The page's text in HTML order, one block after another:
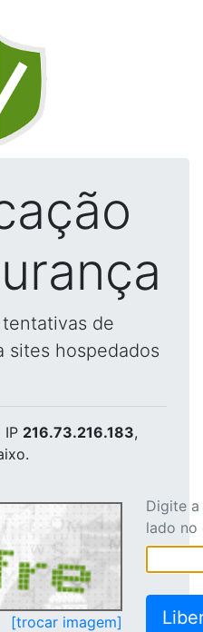
de
sites hospedados
IP 216.73.216.183,
[trocar imagem]
Digite
lado no